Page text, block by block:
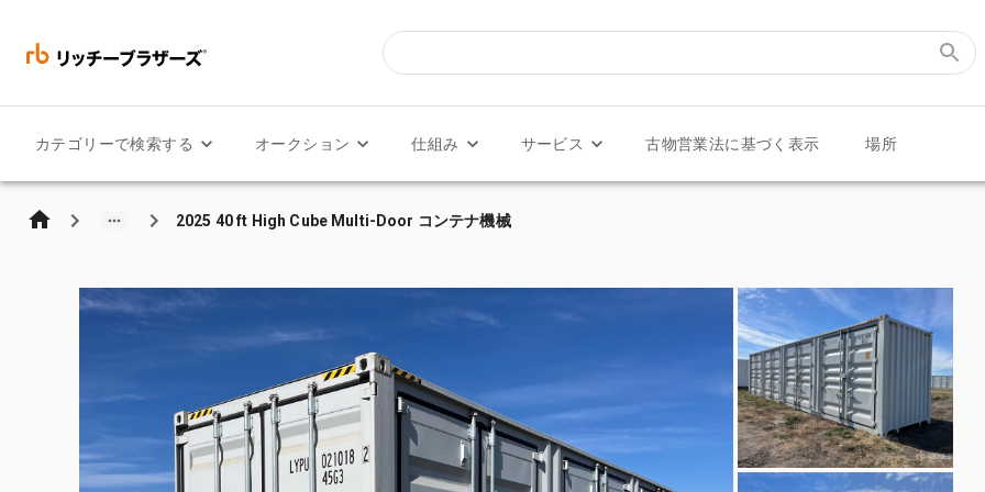
カテゴリーで検索する オークション 仕組み サービス 古物営業法に基づく表示 場所
2025 40 ft High Cube Multi-Door コンテナ機械